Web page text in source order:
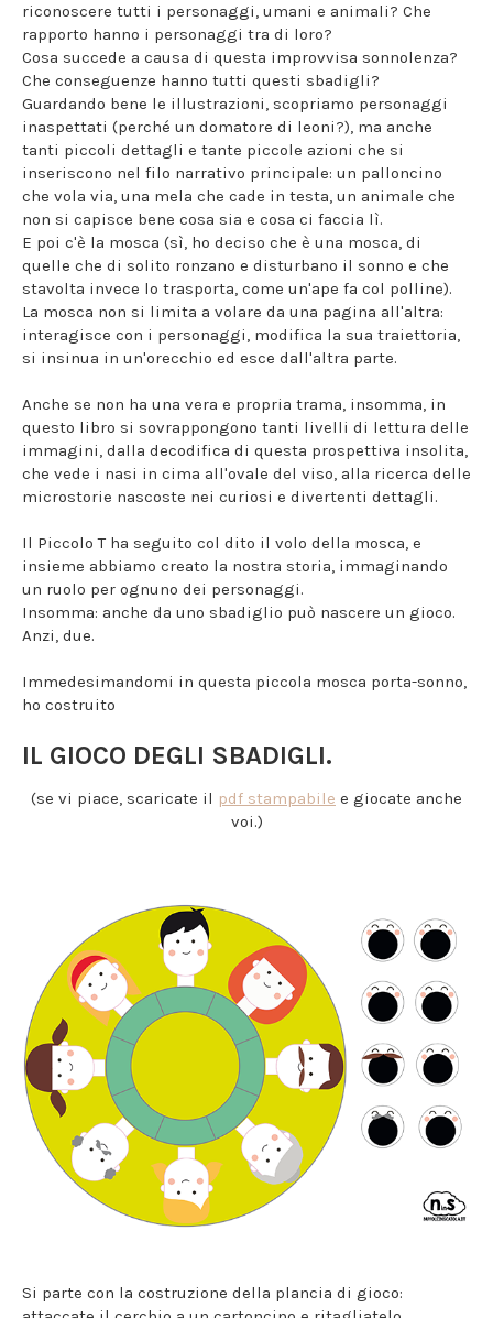
riconoscere tutti i personaggi, umani e animali? Che
rapporto hanno i personaggi tra di loro?
Cosa succede a causa di questa improvvisa sonnolenza?
Che conseguenze hanno tutti questi sbadigli?
Guardando bene le illustrazioni, scopriamo personaggi
inaspettati (perché un domatore di leoni?), ma anche
tanti piccoli dettagli e tante piccole azioni che si
inseriscono nel filo narrativo principale: un palloncino
che vola via, una mela che cade in testa, un animale che
non si capisce bene cosa sia e cosa ci faccia lì.
E poi c'è la mosca (sì, ho deciso che è una mosca, di
quelle che di solito ronzano e disturbano il sonno e che
stavolta invece lo trasporta, come un'ape fa col polline).
La mosca non si limita a volare da una pagina all'altra:
interagisce con i personaggi, modifica la sua traiettoria,
si insinua in un'orecchio ed esce dall'altra parte.
Anche se non ha una vera e propria trama, insomma, in
questo libro si sovrappongono tanti livelli di lettura delle
immagini, dalla decodifica di questa prospettiva insolita,
che vede i nasi in cima all'ovale del viso, alla ricerca delle
microstorie nascoste nei curiosi e divertenti dettagli.
Il Piccolo T ha seguito col dito il volo della mosca, e
insieme abbiamo creato la nostra storia, immaginando
un ruolo per ognuno dei personaggi.
Insomma: anche da uno sbadiglio può nascere un gioco.
Anzi, due.
Immedesimandomi in questa piccola mosca porta-sonno,
ho costruito
IL GIOCO DEGLI SBADIGLI.
(se vi piace, scaricate il pdf stampabile e giocate anche
voi.)
Si parte con la costruzione della plancia di gioco: